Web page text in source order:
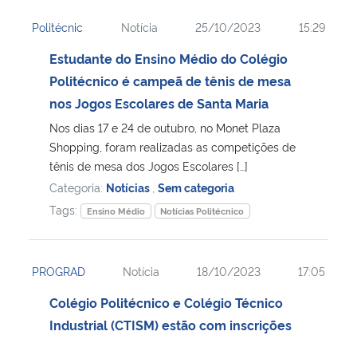
Politécnic Notícia 25/10/2023 15:29
Estudante do Ensino Médio do Colégio
Politécnico é campeã de tênis de mesa
nos Jogos Escolares de Santa Maria
Nos dias 17 e 24 de outubro, no Monet Plaza
Shopping, foram realizadas as competições de
tênis de mesa dos Jogos Escolares […]
Categoria: Notícias Sem categoria
Tags:
Ensino Médio Notícias Politécnico
PROGRAD Notícia 18/10/2023 17:05
Colégio Politécnico e Colégio Técnico
Industrial (CTISM) estão com inscrições